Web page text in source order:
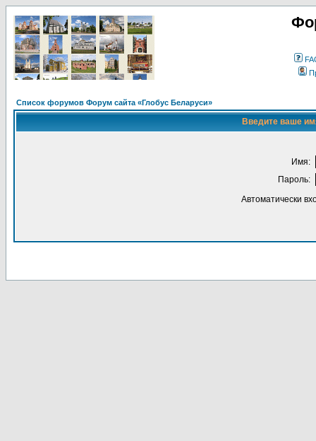
Список форумов Форум сайта «Глобус Беларуси»
Введите ваше
Имя:
Пароль:
Автоматически